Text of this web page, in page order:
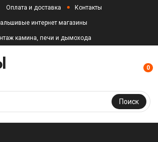
Оплата и доставка Контакты
интернет магазины
камина, печи и дымохода
Поиск
0